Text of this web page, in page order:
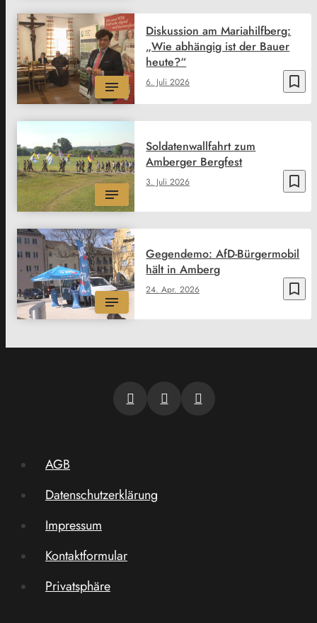
bookmark_border
6. Juli 2026
Diskussion am Mariahilfberg:
„Wie abhängig ist der Bauer
heute?“
bookmark_border
3. Juli 2026
Soldatenwallfahrt zum
Amberger Bergfest
bookmark_border
24. Apr. 2026
Gegendemo: AfD-Bürgermobil
hält in Amberg
AGB
Datenschutzerklärung
Impressum
Kontaktformular
Privatsphäre